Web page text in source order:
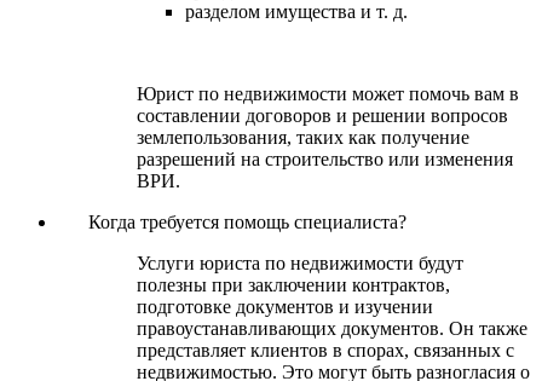
разделом имущества и т. д.
Юрист по недвижимости может помочь вам в
составлении договоров и решении вопросов
землепользования, таких как получение
разрешений на строительство или изменения
ВРИ.
Когда требуется помощь специалиста?
Услуги юриста по недвижимости будут
полезны при заключении контрактов,
подготовке документов и изучении
правоустанавливающих документов. Он также
представляет клиентов в спорах, связанных с
недвижимостью. Это могут быть разногласия о